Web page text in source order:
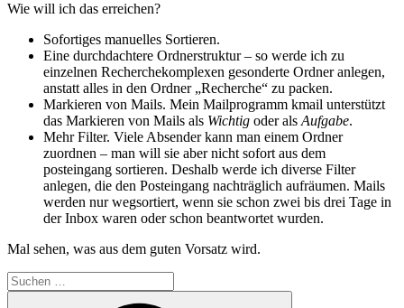
Wie will ich das erreichen?
Sofortiges manuelles Sortieren.
Eine durchdachtere Ordnerstruktur – so werde ich zu
einzelnen Recherchekomplexen gesonderte Ordner anlegen,
anstatt alles in den Ordner „Recherche“ zu packen.
Markieren von Mails. Mein Mailprogramm kmail unterstützt
das Markieren von Mails als Wichtig oder als Aufgabe.
Mehr Filter. Viele Absender kann man einem Ordner
zuordnen – man will sie aber nicht sofort aus dem
posteingang sortieren. Deshalb werde ich diverse Filter
anlegen, die den Posteingang nachträglich aufräumen. Mails
werden nur wegsortiert, wenn sie schon zwei bis drei Tage in
der Inbox waren oder schon beantwortet wurden.
Mal sehen, was aus dem guten Vorsatz wird.
Suchen
nach: